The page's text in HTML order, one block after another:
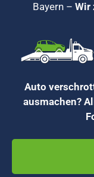
Bayern – Wir
Auto
ausmachen?